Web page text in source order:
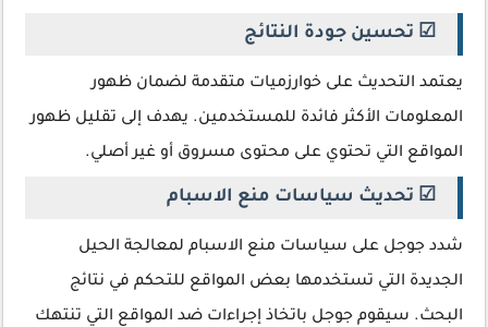
☑ تحسين جودة النتائج
يعتمد التحديث على خوارزميات متقدمة لضمان ظهور
المعلومات الأكثر فائدة للمستخدمين. يهدف إلى تقليل ظهور
المواقع التي تحتوي على محتوى مسروق أو غير أصلي.
☑ تحديث سياسات منع الاسبام
شدد جوجل على سياسات منع الاسبام لمعالجة الحيل
الجديدة التي تستخدمها بعض المواقع للتحكم في نتائج
البحث. سيقوم جوجل باتخاذ إجراءات ضد المواقع التي تنتهك